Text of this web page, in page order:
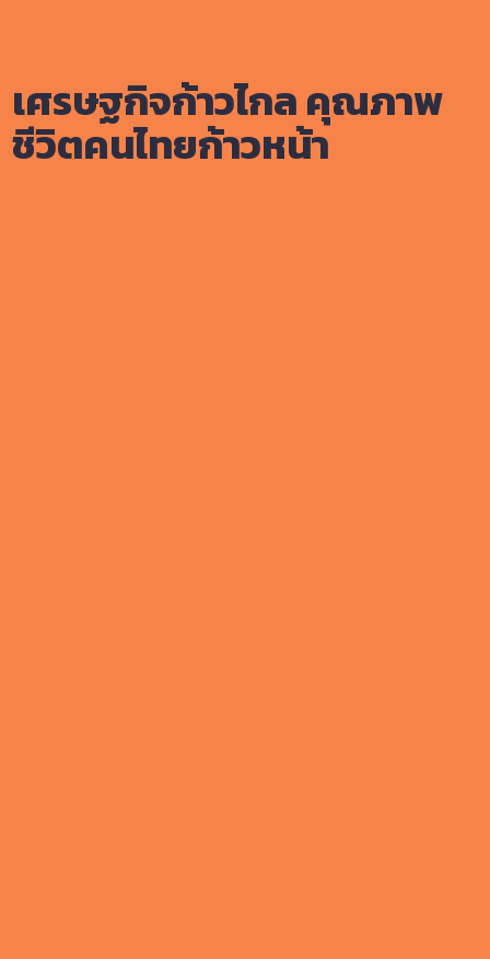
เศรษฐกิจก้าวไกล คุณภาพ
ชีวิตคนไทยก้าวหน้า